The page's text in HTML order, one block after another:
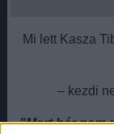
Mi lett Kasza
– kezdi
"Mert bár nem